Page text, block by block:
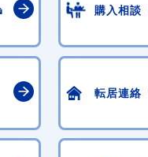
購入相談
転居連絡